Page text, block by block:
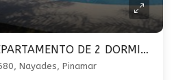
CODIGO 293 – DEPARTAMENTO DE 2 DORMITORIOS-PILETA-COCHERA-PARRILLA-PINAMAR
Nayades, Pinamar